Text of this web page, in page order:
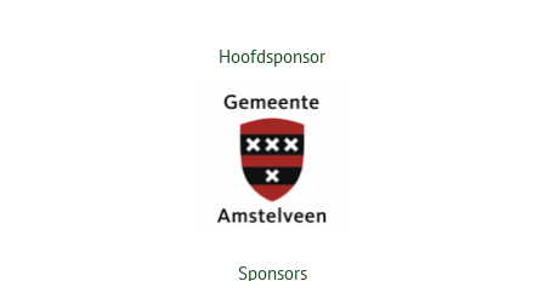
Hoofdsponsor
Sponsors